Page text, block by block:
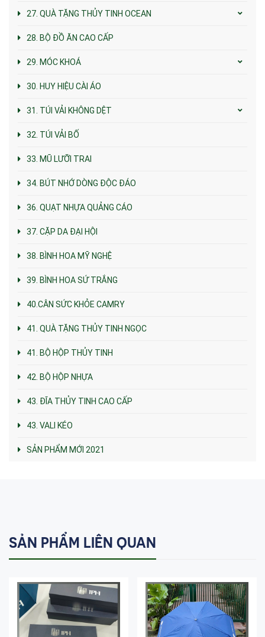
27. QUÀ TẶNG THỦY TINH OCEAN
28. BỘ ĐỒ ĂN CAO CẤP
29. MÓC KHOÁ
30. HUY HIỆU CÀI ÁO
31. TÚI VẢI KHÔNG DỆT
32. TÚI VẢI BỐ
33. MŨ LƯỠI TRAI
34. BÚT NHỚ DÒNG ĐỘC ĐÁO
36. QUẠT NHỰA QUẢNG CÁO
37. CẶP DA ĐẠI HỘI
38. BÌNH HOA MỸ NGHỆ
39. BÌNH HOA SỨ TRẮNG
40.CÂN SỨC KHỎE CAMRY
41. QUÀ TẶNG THỦY TINH NGỌC
41. BỘ HỘP THỦY TINH
42. BỘ HỘP NHỰA
43. ĐĨA THỦY TINH CAO CẤP
43. VALI KÉO
SẢN PHẨM MỚI 2021
SẢN PHẨM LIÊN QUAN